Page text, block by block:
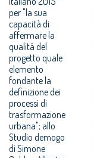
per "la sua
capacità di
affermare la
qualità del
progetto quale
elemento
fondante la
definizione dei
processi di
trasformazione
urbana"; allo
Studio demogo
di Simone